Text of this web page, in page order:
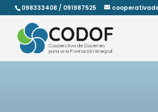
098333408 / 091987525